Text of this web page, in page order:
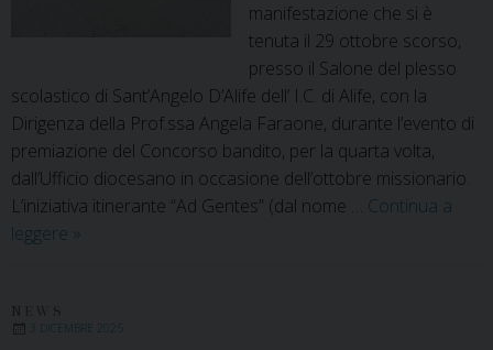
manifestazione che si è
tenuta il 29 ottobre scorso,
presso il Salone del plesso
scolastico di Sant’Angelo D’Alife dell’ I.C. di Alife, con la
Dirigenza della Prof.ssa Angela Faraone, durante l’evento di
premiazione del Concorso bandito, per la quarta volta,
dall’Ufficio diocesano in occasione dell’ottobre missionario.
L’iniziativa itinerante “Ad Gentes” (dal nome … Continua a
leggere Ottobre
»
3 DICEMBRE 2025